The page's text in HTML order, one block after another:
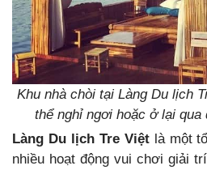
Khu nhà chòi tại Làng Du lịch
thể nghỉ ngơi hoặc ở lại
Làng Du lịch Tre Việtlà một
nhiều hoạt động vui chơi giải